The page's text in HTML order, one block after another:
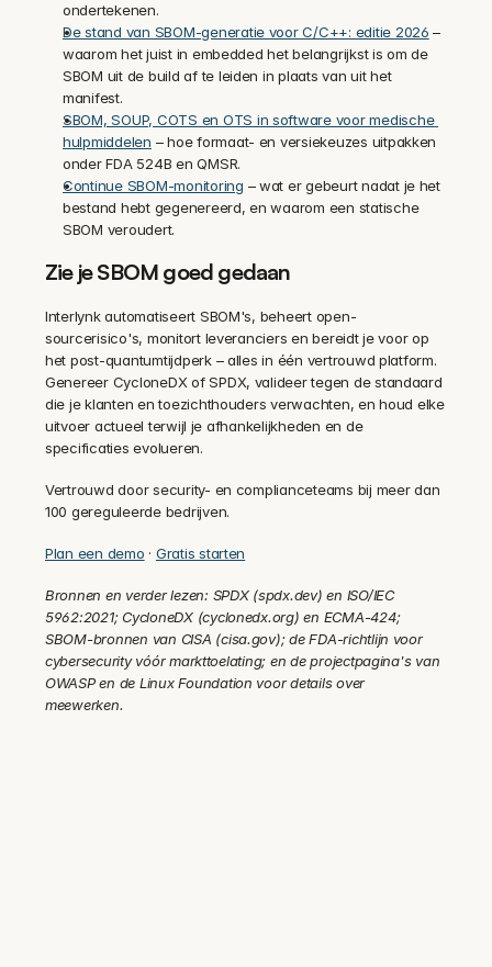
ondertekenen.
De stand van SBOM-generatie voor C/C++: editie 2026 –
waarom het juist in embedded het belangrijkst is om de
SBOM uit de build af te leiden in plaats van uit het
manifest.
SBOM, SOUP, COTS en OTS in software voor medische
hulpmiddelen – hoe formaat- en versiekeuzes uitpakken
onder FDA 524B en QMSR.
Continue SBOM-monitoring – wat er gebeurt nadat je het
bestand hebt gegenereerd, en waarom een statische
SBOM veroudert.
Zie je SBOM goed gedaan
Interlynk automatiseert SBOM's, beheert open-
sourcerisico's, monitort leveranciers en bereidt je voor op
het post-quantumtijdperk – alles in één vertrouwd platform.
Genereer CycloneDX of SPDX, valideer tegen de standaard
die je klanten en toezichthouders verwachten, en houd elke
uitvoer actueel terwijl je afhankelijkheden en de
specificaties evolueren.
Vertrouwd door security- en complianceteams bij meer dan
100 gereguleerde bedrijven.
Plan een demo · Gratis starten
Bronnen en verder lezen: SPDX (spdx.dev) en ISO/IEC
5962:2021; CycloneDX (cyclonedx.org) en ECMA-424;
SBOM-bronnen van CISA (cisa.gov); de FDA-richtlijn voor
cybersecurity vóór markttoelating; en de projectpagina's van
OWASP en de Linux Foundation voor details over
meewerken.